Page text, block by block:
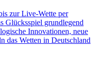
zur Live-Wette per
Glücksspiel grundlegend
Innovationen, neue
das Wetten in Deutschland